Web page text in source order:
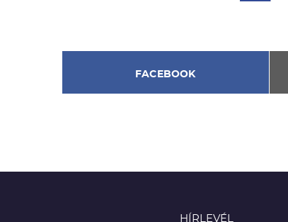
FACEBOOK
HÍRLEVÉL